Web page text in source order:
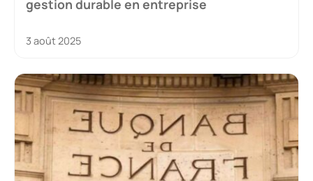
gestion durable en entreprise
3 août 2025